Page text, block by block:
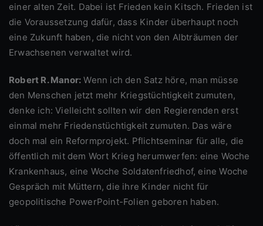
einer alten Zeit. Dabei ist Frieden kein Kitsch. Frieden ist
die Voraussetzung dafür, dass Kinder überhaupt noch
eine Zukunft haben, die nicht von den Albträumen der
Erwachsenen verwaltet wird.
Robert R. Manor: Wenn ich den Satz höre, man müsse
den Menschen jetzt mehr Kriegstüchtigkeit zumuten,
denke ich: Vielleicht sollten wir den Regierenden erst
einmal mehr Friedenstüchtigkeit zumuten. Das wäre
doch mal ein Reformprojekt. Pflichtseminar für alle, die
öffentlich mit dem Wort Krieg herumwerfen: eine Woche
Krankenhaus, eine Woche Soldatenfriedhof, eine Woche
Gespräch mit Müttern, die ihre Kinder nicht für
geopolitische PowerPoint-Folien geboren haben.